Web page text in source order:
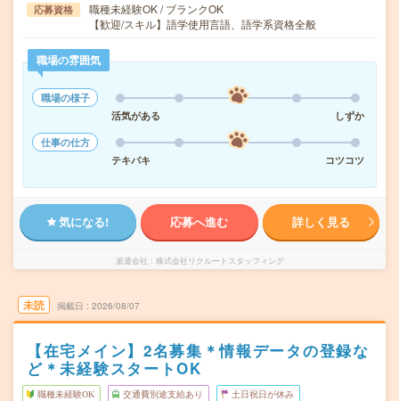
応募資格
職種未経験OK / ブランクOK
【歓迎/スキル】語学使用言語、語学系資格全般
職場の雰囲気
職場の様子
活気がある
しずか
仕事の仕方
テキパキ
コツコツ
気になる! 応募へ進む 詳しく見る
派遣会社 株式会社リクルートスタッフィング
未読 掲載日 2026/08/07
【在宅メイン】2名募集＊情報データの登録な
ど＊未経験スタートOK
職種未経験OK 交通費別途支給あり 土日祝日が休み